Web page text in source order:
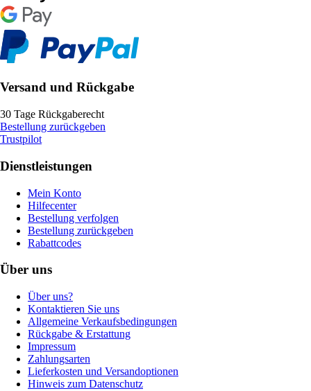
Versand und Rückgabe
30 Tage Rückgaberecht
Bestellung zurückgeben
Trustpilot
Dienstleistungen
Mein Konto
Hilfecenter
Bestellung verfolgen
Bestellung zurückgeben
Rabattcodes
Über uns
Über uns?
Kontaktieren Sie uns
Allgemeine Verkaufsbedingungen
Rückgabe & Erstattung
Impressum
Zahlungsarten
Lieferkosten und Versandoptionen
Hinweis zum Datenschutz